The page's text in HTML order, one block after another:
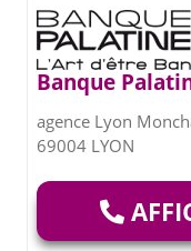
Banque
agence Lyon
69004 LYON